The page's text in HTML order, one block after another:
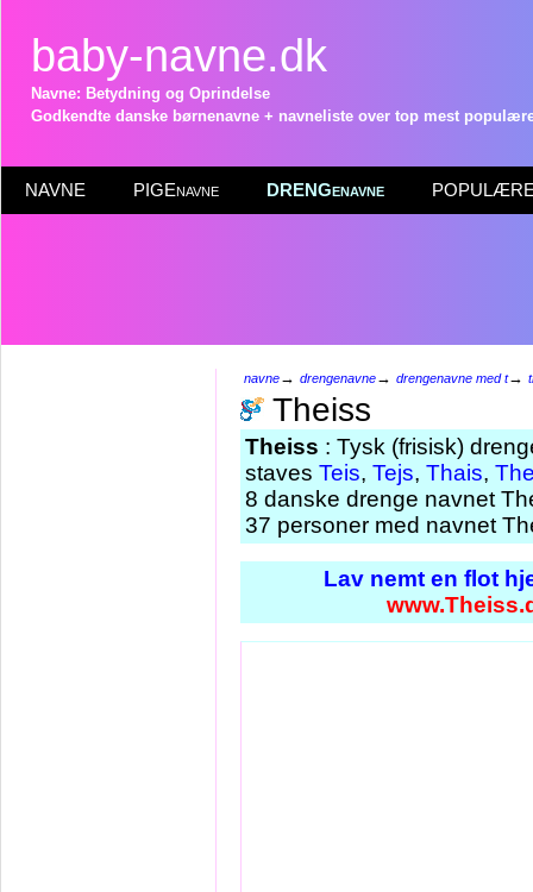
baby-navne.dk
Navne: Betydning og Oprindelse
Godkendte danske børnenavne + navneliste over top mest
NAVNE PIGEnavne DRENGenavne POPULÆRE
navne→ drengenavne→ drengenavne med t→
Theiss
Theiss : Tysk (frisisk)
staves Teis, Tejs, Thais,
8 danske drenge navnet
37 personer med navnet
Lav nemt en flot